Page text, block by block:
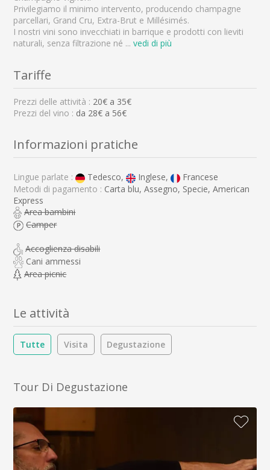
Privilegiamo il minimo intervento, producendo champagne
parcellari, Grand Cru, Extra-Brut e Millésimés.
I nostri vini sono invecchiati in barrique e prodotti con lieviti
naturali, senza filtrazione né ... vedi di più
Tariffe
Prezzi delle attività : 20€ a 35€
Prezzi del vino : da 28€ a 56€
Informazioni pratiche
Lingue parlate : Tedesco, Inglese,
Francese
Metodi di pagamento : Carta blu, Assegno, Specie, American
Express
Area bambini
Camper
Accoglienza disabili
Cani ammessi
Area picnic
Le attività
Tutte Visita Degustazione
Tour Di Degustazione